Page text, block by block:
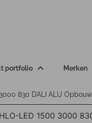
portfolio Merken
830 DALI ALU Opbouw
LED 1500 3000